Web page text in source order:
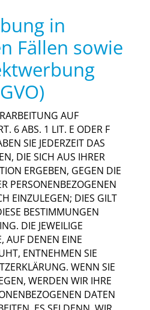
in
Fällen sowie
AUF
6 ABS. 1 LIT. E ODER F
SIE JEDERZEIT DAS
DIE SICH AUS IHRER
ERGEBEN, GEGEN DIE
PERSONENBEZOGENEN
EINZULEGEN; DIES GILT
BESTIMMUNGEN
DIE JEWEILIGE
AUF DENEN EINE
ENTNEHMEN SIE
WENN SIE
WERDEN WIR IHRE
DATEN